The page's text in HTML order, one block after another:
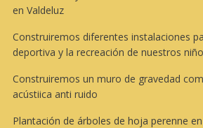
en Valdeluz
Construiremos diferentes instalaciones
deportiva y la recreación de nuestros
Construiremos un muro de gravedad
acústiica anti ruido
Plantación de árboles de hoja perenne